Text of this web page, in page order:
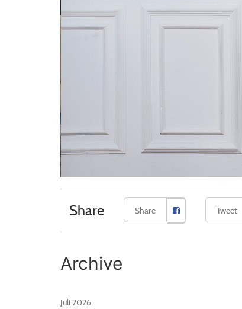
Share Share Tweet
Archive
Juli 2026